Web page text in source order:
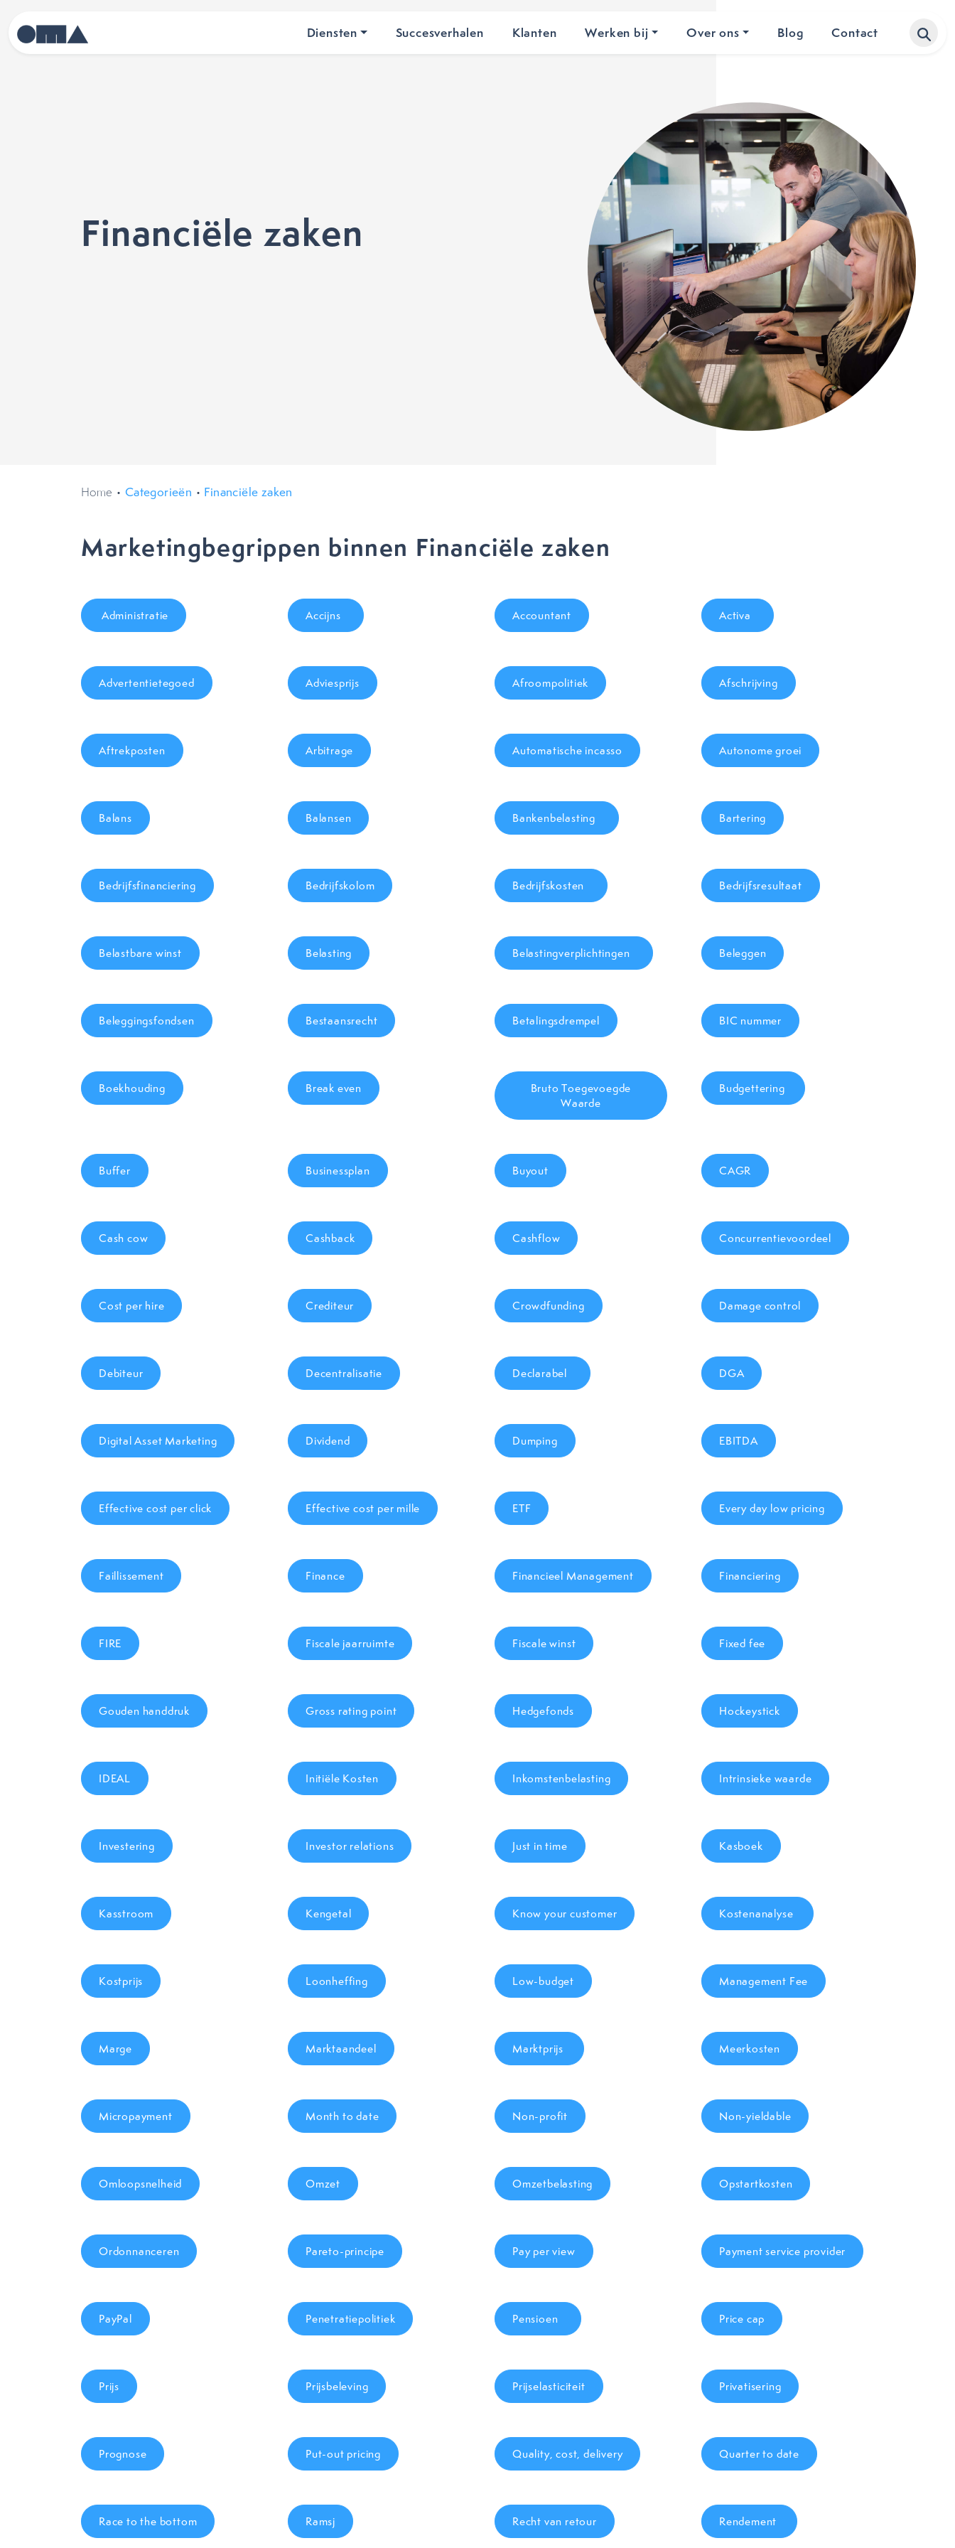
Diensten Succesverhalen Klanten Werken bij Over ons Blog Contact
Financiële zaken
Home • Categorieën • Financiële zaken
Marketingbegrippen binnen Financiële zaken
Administratie Accijns Accountant Activa
Advertentietegoed Adviesprijs Afroompolitiek Afschrijving
Aftrekposten Arbitrage Automatische incasso Autonome groei
Balans Balansen Bankenbelasting Bartering
Bedrijfsfinanciering Bedrijfskolom Bedrijfskosten Bedrijfsresultaat
Belastbare winst Belasting Belastingverplichtingen Beleggen
Beleggingsfondsen Bestaansrecht Betalingsdrempel BIC nummer
Boekhouding Break even
Bruto Toegevoegde
Waarde
Budgettering
Buffer Businessplan Buyout CAGR
Cash cow Cashback Cashflow Concurrentievoordeel
Cost per hire Crediteur Crowdfunding Damage control
Debiteur Decentralisatie Declarabel DGA
Digital Asset Marketing Dividend Dumping EBITDA
Effective cost per click Effective cost per mille ETF Every day low pricing
Faillissement Finance Financieel Management Financiering
FIRE Fiscale jaarruimte Fiscale winst Fixed fee
Gouden handdruk Gross rating point Hedgefonds Hockeystick
IDEAL Initiële Kosten Inkomstenbelasting Intrinsieke waarde
Investering Investor relations Just in time Kasboek
Kasstroom Kengetal Know your customer Kostenanalyse
Kostprijs Loonheffing Low-budget Management Fee
Marge Marktaandeel Marktprijs Meerkosten
Micropayment Month to date Non-profit Non-yieldable
Omloopsnelheid Omzet Omzetbelasting Opstartkosten
Ordonnanceren Pareto-principe Pay per view Payment service provider
PayPal Penetratiepolitiek Pensioen Price cap
Prijs Prijsbeleving Prijselasticiteit Privatisering
Prognose Put-out pricing Quality, cost, delivery Quarter to date
Race to the bottom Ramsj Recht van retour Rendement